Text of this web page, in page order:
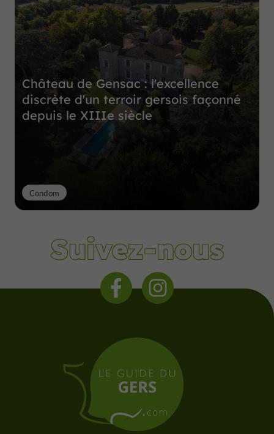
Château de Gensac : l'excellence
discrète d'un terroir gersois façonné
depuis le XIIIe siècle
Condom
Suivez-nous